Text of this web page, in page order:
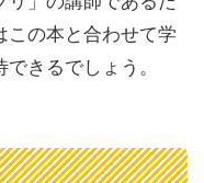
の本と合わせて学
きるでしょう。